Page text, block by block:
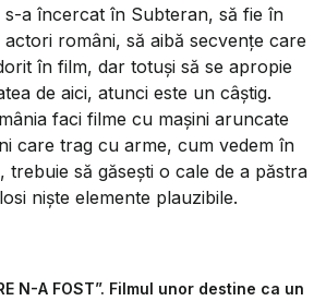
s-a încercat în Subteran, să fie în
români, să aibă secvențe care
în film, dar totuși să se apropie
de aici, atunci este un câștig.
faci filme cu mașini aruncate
care trag cu arme, cum vedem în
trebuie să găsești o cale de a păstra
niște elemente plauzibile.
N-A FOST”. Filmul unor destine ca un